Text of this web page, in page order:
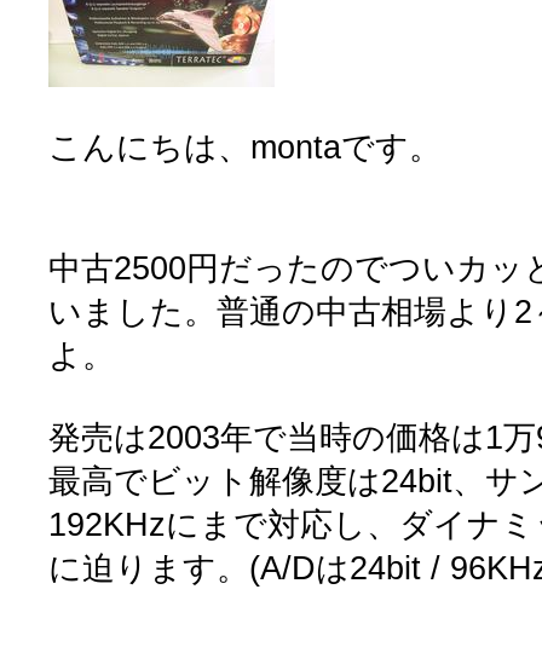
こんにちは、montaです。
中古2500円だったのでついカッ
いました。普通の中古相場より
よ。
発売は2003年で当時の価格は1
最高でビット解像度は24bit、サ
192KHzにまで対応し、ダイナ
に迫ります。(A/Dは24bit /